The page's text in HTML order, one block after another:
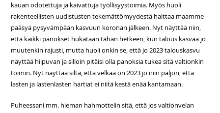
kauan odotettuja ja kaivattuja työllisyystoimia. Myös huoli
rakenteellisten uudistusten tekemättömyydestä haittaa maamme
pääsyä pysyvämpään kasvuun koronan jälkeen. Nyt näyttää niin,
että kaikki panokset hukataan tähän hetkeen, kun talous kasvaa jo
muutenkin rajusti, mutta huoli onkin se, että jo 2023 talouskasvu
näyttää hiipuvan ja silloin pitäisi olla panoksia tukea sitä valtionkin
toimin. Nyt näyttää siltä, että velkaa on 2023 jo niin paljon, että
lasten ja lastenlasten hartiat ei niitä kestä enää kantamaan.
Puheessani mm. hieman hahmottelin sitä, että jos valtionvelan